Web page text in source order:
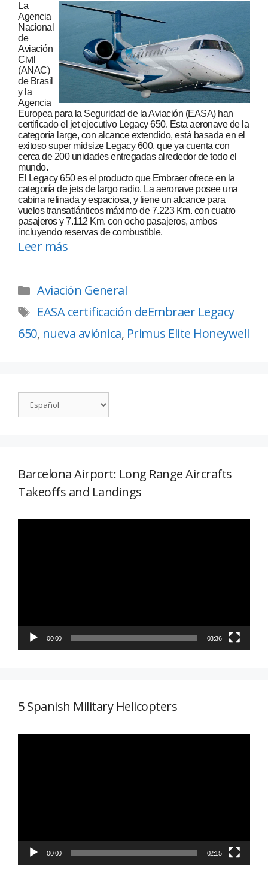
La
Agencia
Nacional
de
Aviación
Civil
(ANAC)
de Brasil
y la
Agencia
Europea para la Seguridad de la Aviación (EASA) han
certificado el jet ejecutivo Legacy 650. Esta aeronave de la
categoría large, con alcance extendido, está basada en el
exitoso super midsize Legacy 600, que ya cuenta con
cerca de 200 unidades entregadas alrededor de todo el
mundo.
El Legacy 650 es el producto que Embraer ofrece en la
categoría de jets de largo radio. La aeronave posee una
cabina refinada y espaciosa, y tiene un alcance para
vuelos transatlánticos máximo de 7.223 Km. con cuatro
pasajeros y 7.112 Km. con ocho pasajeros, ambos
incluyendo reservas de combustible.
Leer más
Aviación General
EASA certificación deEmbraer Legacy
650, nueva aviónica, Primus Elite Honeywell
Barcelona Airport: Long Range Aircrafts
Takeoffs and Landings
00:00 03:36
5 Spanish Military Helicopters
00:00 02:15